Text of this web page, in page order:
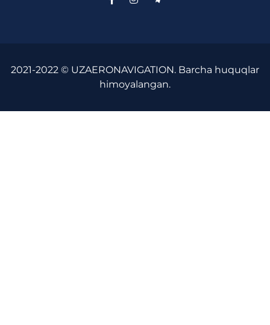
2021-2022 © UZAERONAVIGATION. Barcha huquqlar
himoyalangan.